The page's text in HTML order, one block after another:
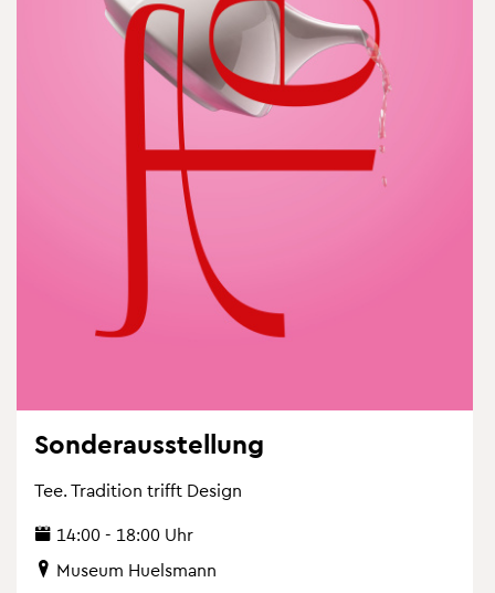
Son­der­aus­stel­lung
Tee. Tra­di­ti­on trifft De­sign
14:00 - 18:00 Uhr
Mu­se­um Hu­els­mann